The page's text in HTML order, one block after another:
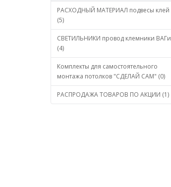
РАСХОДНЫЙ МАТЕРИАЛ подвесы клей
(5)
СВЕТИЛЬНИКИ провод клемники ВАГи
(4)
Комплекты для самостоятельного
монтажа потолков "СДЕЛАЙ САМ" (0)
РАСПРОДАЖА ТОВАРОВ ПО АКЦИИ (1)